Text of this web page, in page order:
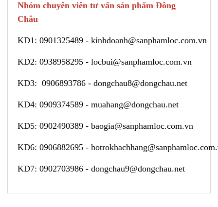
Nhóm chuyên viên tư vấn sản phẩm Đông
Châu
KD1: 0901325489 - kinhdoanh@sanphamloc.com.vn
KD2: 0938958295 - locbui@sanphamloc.com.vn
KD3: 0906893786 - dongchau8@dongchau.net
KD4: 0909374589 - muahang@dongchau.net
KD5: 0902490389 - baogia@sanphamloc.com.vn
KD6: 0906882695 -
KD7: 0902703986 - dongchau9@dongchau.net